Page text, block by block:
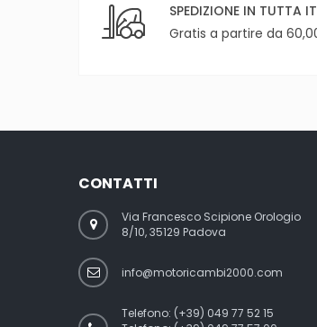
SPEDIZIONE IN TUTTA
Gratis a partire da
CONTATTI
Via Francesco Scipione Orologio
8/10, 35129 Padova
info@motoricambi2000.com
Telefono: (+39) 049 77 52 15